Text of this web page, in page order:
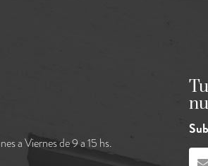
a Viernes de 9 a 15 hs.